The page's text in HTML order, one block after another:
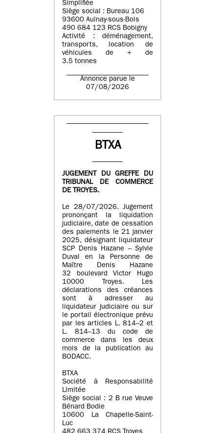
Simplifiée
Siège social : Bureau 106
93600 Aulnay-sous-Bois
490 684 123 RCS Bobigny
Activité : déménagement,
transports, location de
véhicules de + de
3.5 tonnes
Annonce parue le
07/08/2026
BTXA
JUGEMENT DU GREFFE DU
TRIBUNAL DE COMMERCE
DE TROYES.
Le 28/07/2026. Jugement
prononçant la liquidation
judiciaire, date de cessation
des paiements le 21 janvier
2025, désignant liquidateur
SCP Denis Hazane – Sylvie
Duval en la Personne de
Maître Denis Hazane
32 boulevard Victor Hugo
10000 Troyes. Les
déclarations des créances
sont à adresser au
liquidateur judiciaire ou sur
le portail électronique prévu
par les articles L. 814–2 et
L. 814–13 du code de
commerce dans les deux
mois de la publication au
BODACC.
BTXA
Société à Responsabilité
Limitée
Siège social : 2 B rue Veuve
Bénard Bodie
10600 La Chapelle-Saint-
Luc